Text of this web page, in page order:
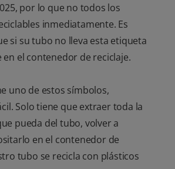
por lo que no todos los
inmediatamente. Es
si su tubo no lleva esta etiqueta
el contenedor de reciclaje.
uno de estos símbolos,
Solo tiene que extraer toda la
pueda del tubo, volver a
en el contenedor de
tubo se recicla con plásticos